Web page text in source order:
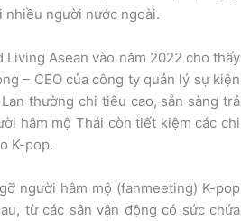
người nước ngoài.
Asean vào năm 2022 cho thấy
– CEO của công ty quản lý sự kiện
thường chi tiêu cao, sẵn sàng trả
hâm mộ Thái còn tiết kiệm các chi
K-pop.
người hâm mộ (fanmeeting) K-pop
từ các sân vận động có sức chứa